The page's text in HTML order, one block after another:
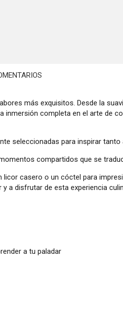
más exquisitos. Desde la
inmersión completa en el arte de
seleccionadas para inspirar
compartidos que se
licor casero o un cóctel para
a disfrutar de esta experiencia
a tu paladar